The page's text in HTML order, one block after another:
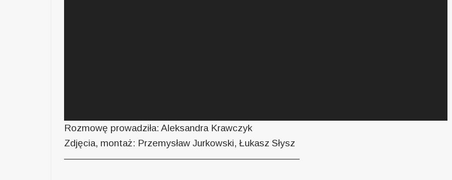
Rozmowę prowadziła: Aleksandra Krawczyk
Zdjęcia, montaż: Przemysław Jurkowski, Łukasz Słysz
————————————————————————–